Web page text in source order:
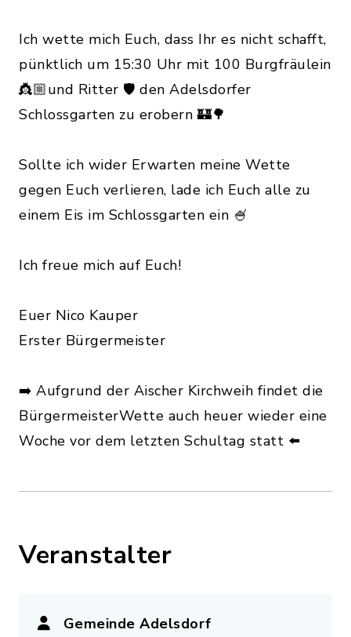
Ich wette mich Euch, dass Ihr es nicht schafft,
pünktlich um 15:30 Uhr mit 100 Burgfräulein
👸🏼und Ritter 🛡️ den Adelsdorfer
Schlossgarten zu erobern 🏰🌳
Sollte ich wider Erwarten meine Wette
gegen Euch verlieren, lade ich Euch alle zu
einem Eis im Schlossgarten ein 🍧
Ich freue mich auf Euch!
Euer Nico Kauper
Erster Bürgermeister
➡️ Aufgrund der Aischer Kirchweih findet die
BürgermeisterWette auch heuer wieder eine
Woche vor dem letzten Schultag statt ⬅️
Veranstalter
Gemeinde Adelsdorf